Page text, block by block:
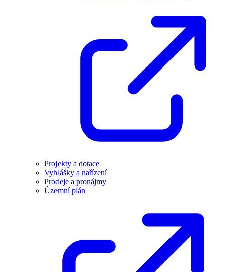
Projekty a dotace
Vyhlášky a nařízení
Prodeje a pronájmy
Územní plán